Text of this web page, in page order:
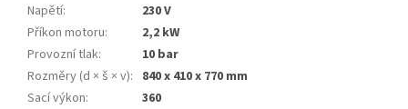
Napětí:
230 V
Příkon motoru:
2,2 kW
Provozní tlak:
10 bar
Rozměry (d × š × v): 840 x 410 x 770 mm
Sací výkon:
360